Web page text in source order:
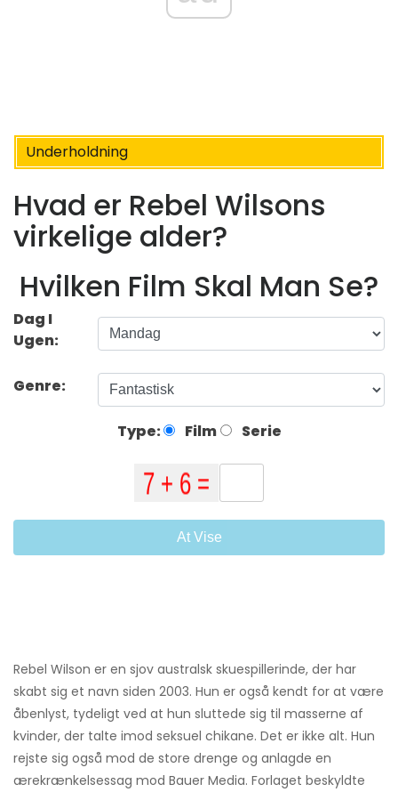
Underholdning
Hvad er Rebel Wilsons
virkelige alder?
Hvilken Film Skal Man Se?
Dag I
Ugen:
Genre:
Type: Film Serie
At Vise
Rebel Wilson er en sjov australsk skuespillerinde, der har
skabt sig et navn siden 2003. Hun er også kendt for at være
åbenlyst, tydeligt ved at hun sluttede sig til masserne af
kvinder, der talte imod seksuel chikane. Det er ikke alt. Hun
rejste sig også mod de store drenge og anlagde en
ærekrænkelsessag mod Bauer Media. Forlaget beskyldte